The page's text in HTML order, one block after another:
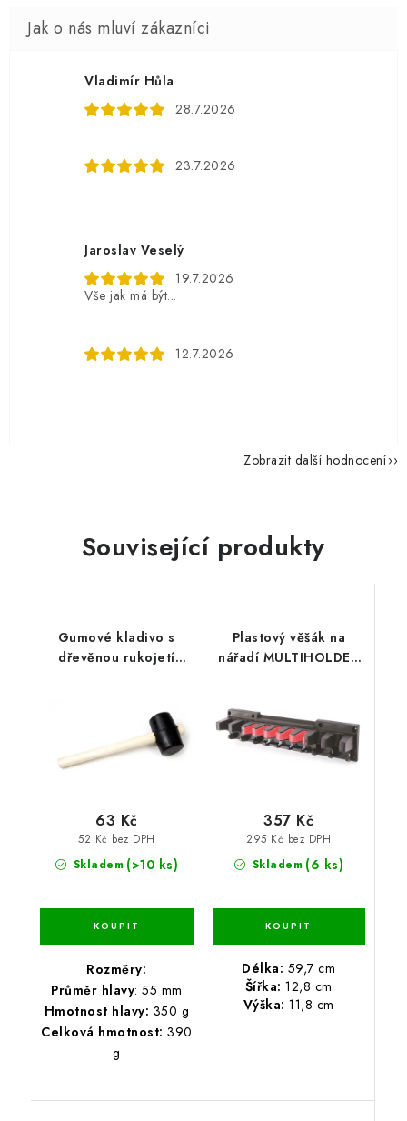
Vladimír Hůla
28.7.2026
23.7.2026
Jaroslav Veselý
19.7.2026
Vše jak má být...
12.7.2026
Zobrazit další hodnocení
Související produkty
Gumové kladivo s
dřevěnou rukojetí
Skladem (>10 ks)
52 Kč bez DPH
63 Kč
Rozměry:
Průměr hlavy: 55 mm
Hmotnost hlavy: 350 g
Celková hmotnost: 390
g
Plastový věšák na
nářadí MULTIHOLDER
Skladem (6 ks)
295 Kč bez DPH
357 Kč
Délka: 59,7 cm
Šířka: 12,8 cm
Výška: 11,8 cm